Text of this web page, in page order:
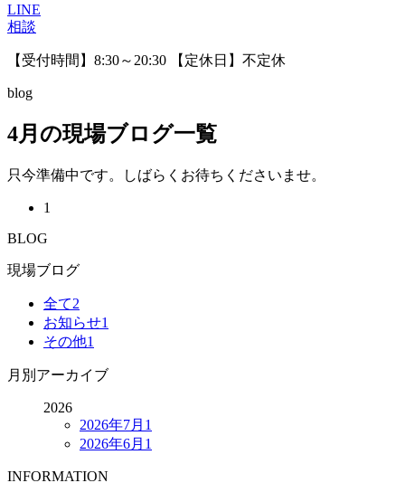
LINE
相談
【受付時間】8:30～20:30 【定休日】不定休
blog
4月の現場ブログ一覧
只今準備中です。しばらくお待ちくださいませ。
1
BLOG
現場ブログ
全て2
お知らせ1
その他1
月別アーカイブ
2026
2026年7月 1
2026年6月 1
INFORMATION